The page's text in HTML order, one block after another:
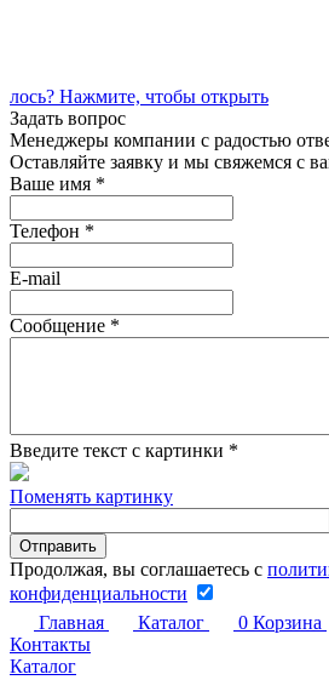
лось? Нажмите, чтобы открыть
Задать вопрос
Менеджеры компании с радостью
Оставляйте заявку и мы свяжемся с
Ваше имя *
Телефон *
E-mail
Сообщение *
Введите текст с картинки *
Поменять картинку
Продолжая, вы соглашаетесь с
конфиденциальности
Главная
Каталог 0 Корзина
Контакты
Каталог